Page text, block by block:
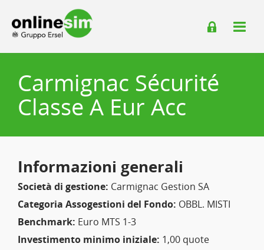
Carmignac Sécurité
Classe A Eur Acc
Informazioni generali
Società di gestione: Carmignac Gestion SA
Categoria Assogestioni del Fondo: OBBL. MISTI
Benchmark: Euro MTS 1-3
Investimento minimo iniziale: 1,00 quote